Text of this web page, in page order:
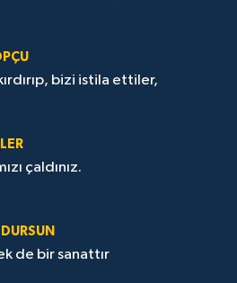
bizi istila ettiler,
çaldınız.
de bir sanattır